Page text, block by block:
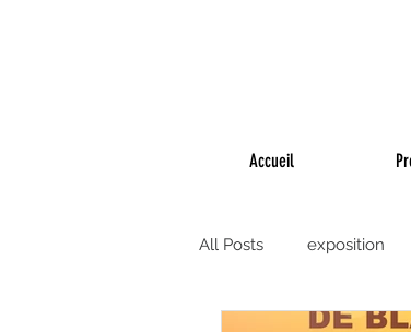
Accueil
All Posts exposition